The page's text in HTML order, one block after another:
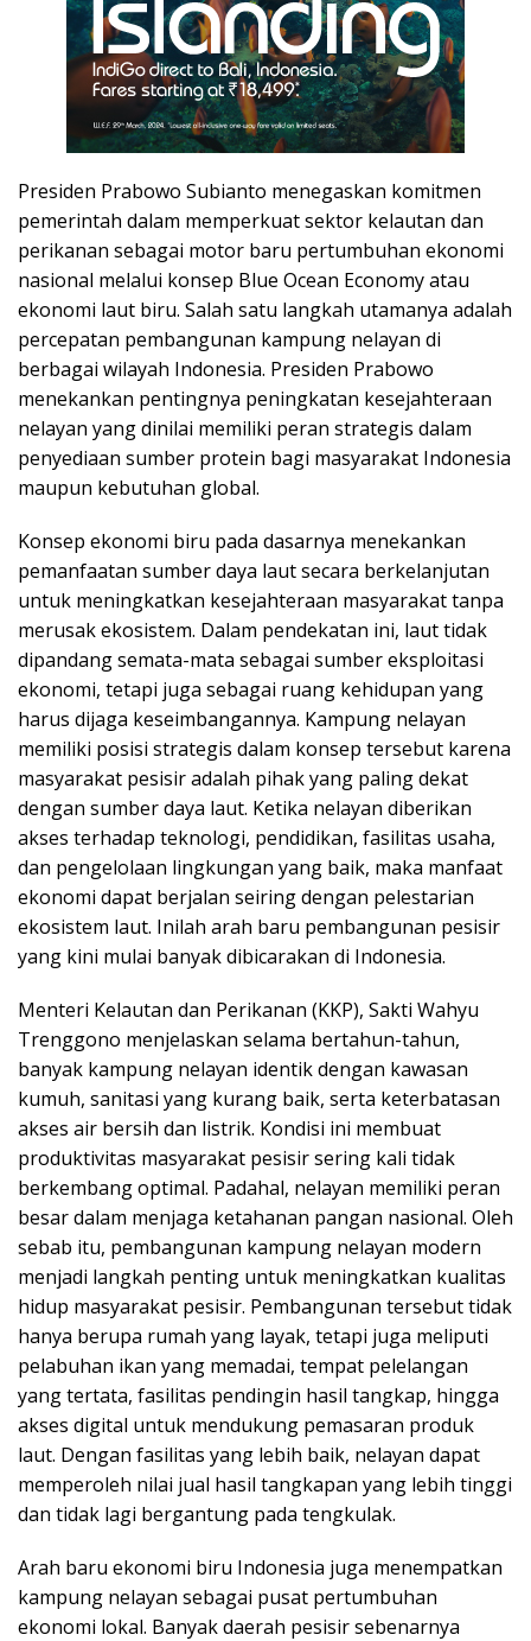
Presiden Prabowo Subianto menegaskan komitmen
pemerintah dalam memperkuat sektor kelautan dan
perikanan sebagai motor baru pertumbuhan ekonomi
nasional melalui konsep Blue Ocean Economy atau
ekonomi laut biru. Salah satu langkah utamanya adalah
percepatan pembangunan kampung nelayan di
berbagai wilayah Indonesia. Presiden Prabowo
menekankan pentingnya peningkatan kesejahteraan
nelayan yang dinilai memiliki peran strategis dalam
penyediaan sumber protein bagi masyarakat Indonesia
maupun kebutuhan global.
Konsep ekonomi biru pada dasarnya menekankan
pemanfaatan sumber daya laut secara berkelanjutan
untuk meningkatkan kesejahteraan masyarakat tanpa
merusak ekosistem. Dalam pendekatan ini, laut tidak
dipandang semata-mata sebagai sumber eksploitasi
ekonomi, tetapi juga sebagai ruang kehidupan yang
harus dijaga keseimbangannya. Kampung nelayan
memiliki posisi strategis dalam konsep tersebut karena
masyarakat pesisir adalah pihak yang paling dekat
dengan sumber daya laut. Ketika nelayan diberikan
akses terhadap teknologi, pendidikan, fasilitas usaha,
dan pengelolaan lingkungan yang baik, maka manfaat
ekonomi dapat berjalan seiring dengan pelestarian
ekosistem laut. Inilah arah baru pembangunan pesisir
yang kini mulai banyak dibicarakan di Indonesia.
Menteri Kelautan dan Perikanan (KKP), Sakti Wahyu
Trenggono menjelaskan selama bertahun-tahun,
banyak kampung nelayan identik dengan kawasan
kumuh, sanitasi yang kurang baik, serta keterbatasan
akses air bersih dan listrik. Kondisi ini membuat
produktivitas masyarakat pesisir sering kali tidak
berkembang optimal. Padahal, nelayan memiliki peran
besar dalam menjaga ketahanan pangan nasional. Oleh
sebab itu, pembangunan kampung nelayan modern
menjadi langkah penting untuk meningkatkan kualitas
hidup masyarakat pesisir. Pembangunan tersebut tidak
hanya berupa rumah yang layak, tetapi juga meliputi
pelabuhan ikan yang memadai, tempat pelelangan
yang tertata, fasilitas pendingin hasil tangkap, hingga
akses digital untuk mendukung pemasaran produk
laut. Dengan fasilitas yang lebih baik, nelayan dapat
memperoleh nilai jual hasil tangkapan yang lebih tinggi
dan tidak lagi bergantung pada tengkulak.
Arah baru ekonomi biru Indonesia juga menempatkan
kampung nelayan sebagai pusat pertumbuhan
ekonomi lokal. Banyak daerah pesisir sebenarnya